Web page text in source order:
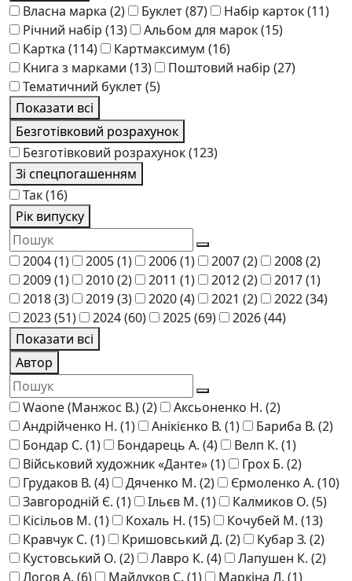
Власна марка (2) Буклет(87) Набір карток(11)
Річний набір (13) Альбом для марок(15)
Картка (114) Картмаксимум (16)
Книга з марками (13) Поштовий набір (27)
Тематичний буклет(5)
Показати всі
Безготівковий розрахунок
Безготівковий розрахунок(123)
Зі спецпогашенням
Так(16)
Рік випуску
2004(1) 2005(1) 2006(1) 2007(2) 2008(2)
2009(1) 2010(2) 2011 (1) 2012(2) 2017(1)
2018(3) 2019(3) 2020(4) 2021 (2) 2022(34)
2023(51) 2024(60) 2025(69) 2026(44)
Показати всі
Автор
Waone (Манжос В.)(2) Аксьоненко Н. (2)
Андрійченко Н. (1) Анікієнко В. (1) Бариба В. (2)
Бондар С. (1) Бондарець А. (4) Велп К. (1)
Військовий художник «Данте»(1) Грох Б. (2)
Грудаков В. (4) Дяченко М. (2) Єрмоленко А. (10)
Завгородній Є. (1) Ільєв М. (1) Калмиков О. (5)
Кісільов М. (1) Кохаль Н. (15) Кочубей М. (13)
Кравчук С. (1) Кришовський Д. (2) Кубар З. (2)
Кустовський О. (2) Лавро К. (4) Лапушен К. (2)
Логов А. (6) Майдуков С. (1) Маркіна Л. (1)